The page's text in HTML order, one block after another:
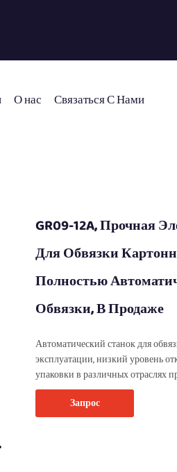
О нас Связаться С Нами
GR09-12A, Прочная
Для Обвязки
Полностью
Обвязки, В Продаже
Автоматический станок для
эксплуатации, низкий уровень
упаковки в различных отраслях
Запрос